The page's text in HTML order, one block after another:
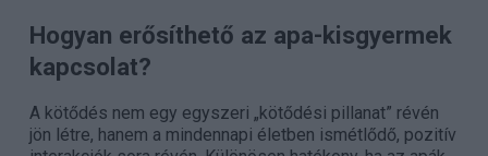
Hogyan erősíthető az apa-kisgyermek
kapcsolat?
A kötődés nem egy egyszeri „kötődési pillanat” révén
jön létre, hanem a mindennapi életben ismétlődő, pozitív